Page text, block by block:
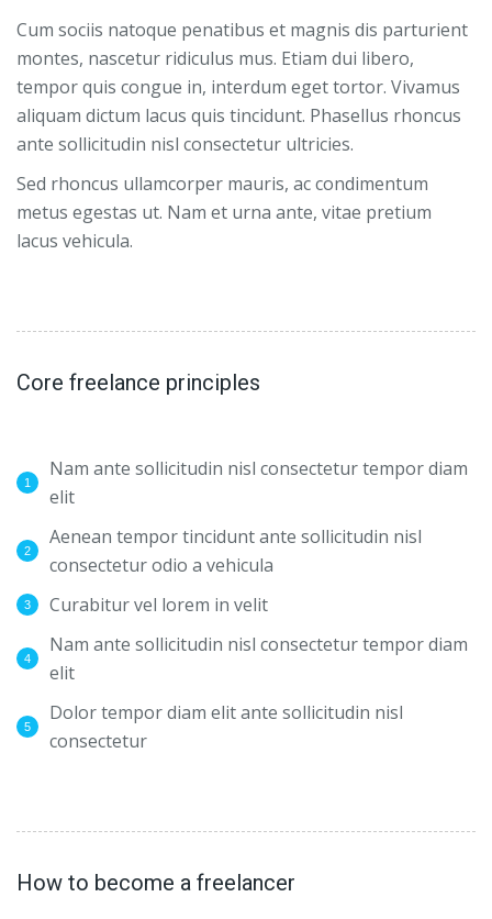
Cum sociis natoque penatibus et magnis dis parturient
montes, nascetur ridiculus mus. Etiam dui libero,
tempor quis congue in, interdum eget tortor. Vivamus
aliquam dictum lacus quis tincidunt. Phasellus rhoncus
ante sollicitudin nisl consectetur ultricies.
Sed rhoncus ullamcorper mauris, ac condimentum
metus egestas ut. Nam et urna ante, vitae pretium
lacus vehicula.
Core freelance principles
Nam ante sollicitudin nisl consectetur tempor diam
elit
Aenean tempor tincidunt ante sollicitudin nisl
consectetur odio a vehicula
Curabitur vel lorem in velit
Nam ante sollicitudin nisl consectetur tempor diam
elit
Dolor tempor diam elit ante sollicitudin nisl
consectetur
How to become a freelancer